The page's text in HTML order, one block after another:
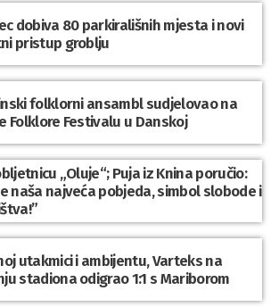
dobiva 80 parkirališnih mjesta i novi
pristup groblju
folklorni ansambl sudjelovao na
Folklore Festivalu u Danskoj
„Oluje“; Puja iz Knina poručio:
naša najveća pobjeda, simbol slobode i
utakmici i ambijentu, Varteks na
stadiona odigrao 1:1 s Mariborom